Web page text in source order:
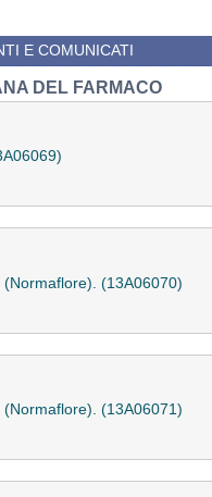
E COMUNICATI
DEL FARMACO
(13A06070)
(13A06071)